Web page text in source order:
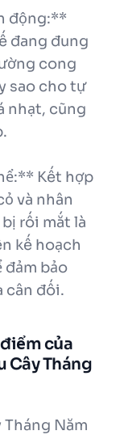
động:**
đang đung
cong
sao cho tự
nhạt, cũng
Kết hợp
và nhân
rối mắt là
kế hoạch
đảm bảo
cân đối.
của
Cây Tháng
Năm